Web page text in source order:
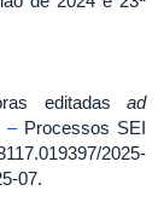
editadas ad
–Processos SEI
2025-
07.